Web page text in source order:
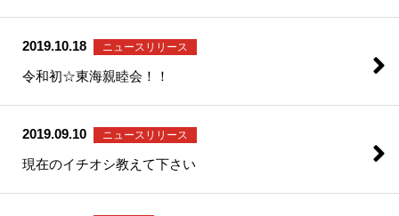
2019.10.18 ニュースリリース
令和初☆東海親睦会！！
2019.09.10 ニュースリリース
現在のイチオシ教えて下さい